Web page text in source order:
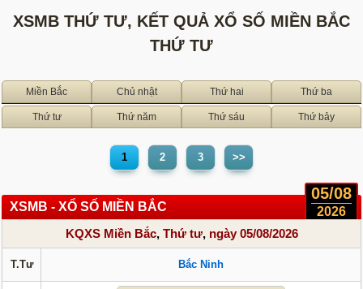
XSMB THỨ TƯ, KẾT QUẢ XỔ SỐ MIỀN BẮC
THỨ TƯ
Miền Bắc Chủ nhật Thứ hai Thứ ba
Thứ tư Thứ năm Thứ sáu Thứ bảy
1 2 3 >>
XSMB - XỔ SỐ MIỀN BẮC
05/08
2026
KQXS Miền Bắc, Thứ tư, ngày 05/08/2026
T.Tư Bắc Ninh